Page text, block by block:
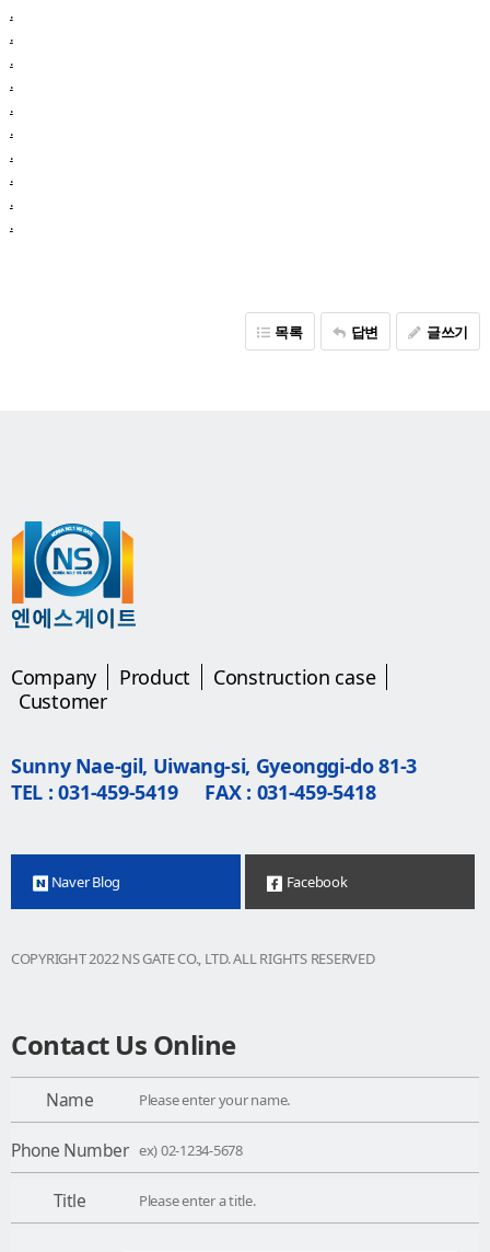
.
.
.
.
.
.
.
.
.
.
목록 답변 글쓰기
Company Product
Construction case
Customer
Sunny Nae-gil, Uiwang-si, Gyeonggi-do 81-3
TEL : 031-459-5419
FAX : 031-459-5418
Naver Blog Facebook
COPYRIGHT 2022 NS GATE CO., LTD. ALL RIGHTS RESERVED
Contact Us Online
Name
Phone Number
Title